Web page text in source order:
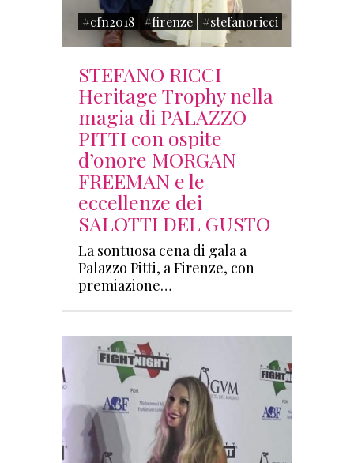
#cfn2018 #firenze #stefanoricci
STEFANO RICCI
Heritage Trophy nella
magia di PALAZZO
PITTI con ospite
d’onore MORGAN
FREEMAN e le
eccellenze dei
SALOTTI DEL GUSTO
La sontuosa cena di gala a
Palazzo Pitti, a Firenze, con
premiazione…